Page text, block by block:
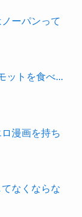
ーパンって
ットを食べ...
漫画を持ち
なくならな